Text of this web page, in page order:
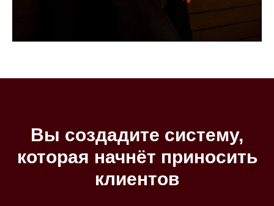
Вы создадите систему,
которая начнёт приносить
клиентов